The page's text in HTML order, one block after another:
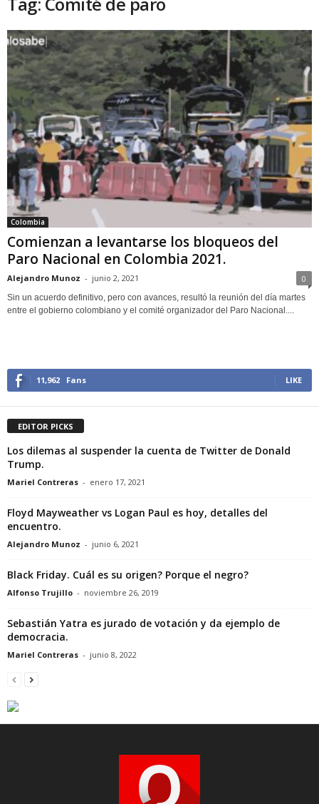
Colombia
Comienzan a levantarse los bloqueos del
Paro Nacional en Colombia 2021.
Alejandro Munoz - junio 2, 2021 0
Sin un acuerdo definitivo, pero con avances, resultó la reunión del día martes
entre el gobierno colombiano y el comité organizador del Paro Nacional....
11,962 Fans LIKE
EDITOR PICKS
Los dilemas al suspender la cuenta de Twitter de Donald
Trump.
Mariel Contreras - enero 17, 2021
Floyd Mayweather vs Logan Paul es hoy, detalles del
encuentro.
Alejandro Munoz - junio 6, 2021
Black Friday. Cuál es su origen? Porque el negro?
Alfonso Trujillo - noviembre 26, 2019
Sebastián Yatra es jurado de votación y da ejemplo de
democracia.
Mariel Contreras - junio 8, 2022